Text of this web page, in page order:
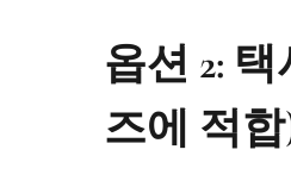
옵션 2:
즈에 적